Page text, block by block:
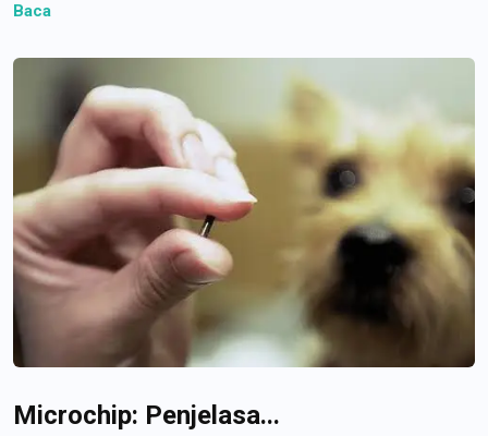
Baca
Microchip: Penjelasa...